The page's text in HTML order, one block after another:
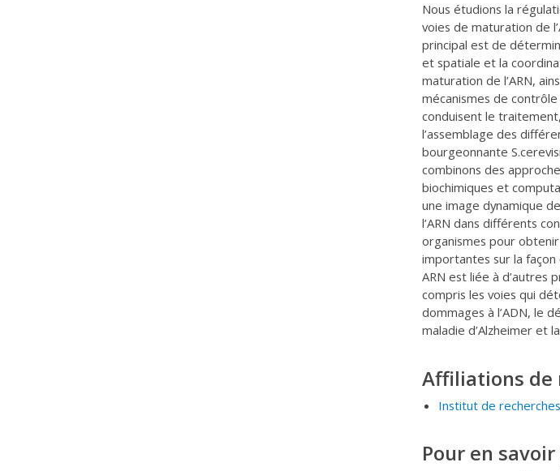
Nous étudions la
voies de maturation de
principal est de
et spatiale et la
maturation de l’ARN,
mécanismes de
conduisent le
l’assemblage des
bourgeonnante
combinons des
biochimiques et
une image dynamique
l’ARN dans différents
organismes pour
importantes sur la
ARN est liée à d’autres
compris les voies qui
dommages à l’ADN, le
maladie d’Alzheimer et la
Affiliations de
Institut de
Pour en